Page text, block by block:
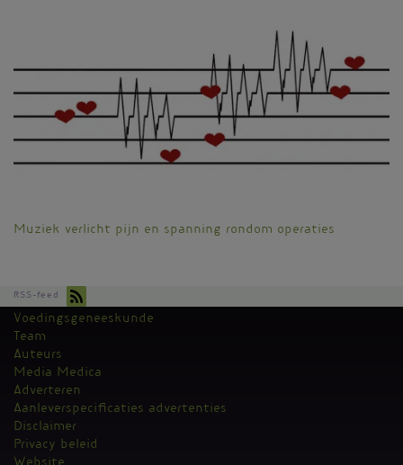
Muziek verlicht pijn en spanning rondom operaties
RSS-feed
Kantoormenu
Voedingsgeneeskunde
Team
Auteurs
Media Medica
Adverteren
Aanleverspecificaties advertenties
Disclaimer
Privacy beleid